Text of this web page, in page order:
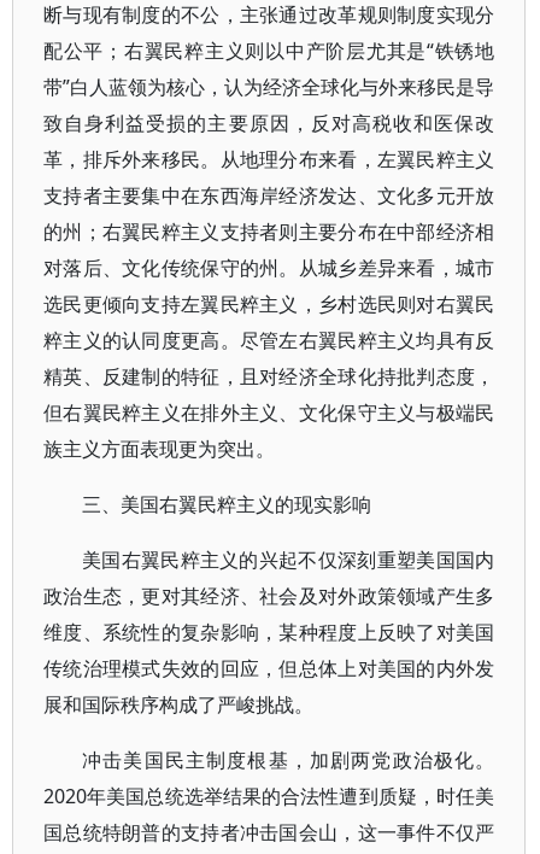
断与现有制度的不公，主张通过改革规则制度实现分
配公平；右翼民粹主义则以中产阶层尤其是“铁锈地
带”白人蓝领为核心，认为经济全球化与外来移民是导
致自身利益受损的主要原因，反对高税收和医保改
革，排斥外来移民。从地理分布来看，左翼民粹主义
支持者主要集中在东西海岸经济发达、文化多元开放
的州；右翼民粹主义支持者则主要分布在中部经济相
对落后、文化传统保守的州。从城乡差异来看，城市
选民更倾向支持左翼民粹主义，乡村选民则对右翼民
粹主义的认同度更高。尽管左右翼民粹主义均具有反
精英、反建制的特征，且对经济全球化持批判态度，
但右翼民粹主义在排外主义、文化保守主义与极端民
族主义方面表现更为突出。
三、美国右翼民粹主义的现实影响
美国右翼民粹主义的兴起不仅深刻重塑美国国内
政治生态，更对其经济、社会及对外政策领域产生多
维度、系统性的复杂影响，某种程度上反映了对美国
传统治理模式失效的回应，但总体上对美国的内外发
展和国际秩序构成了严峻挑战。
冲击美国民主制度根基，加剧两党政治极化。
2020年美国总统选举结果的合法性遭到质疑，时任美
国总统特朗普的支持者冲击国会山，这一事件不仅严